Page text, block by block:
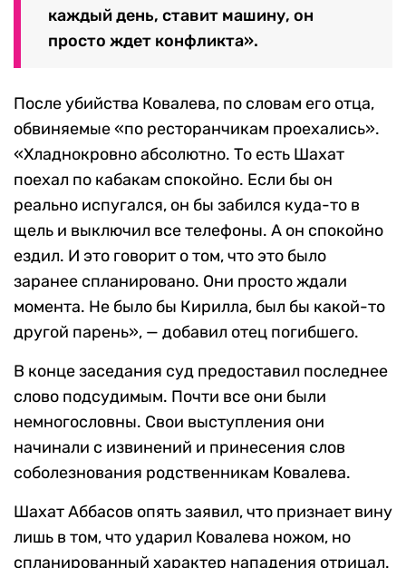
каждый день, ставит машину, он
просто ждет конфликта».
После убийства Ковалева, по словам его отца,
обвиняемые «по ресторанчикам проехались».
«Хладнокровно абсолютно. То есть Шахат
поехал по кабакам спокойно. Если бы он
реально испугался, он бы забился куда-то в
щель и выключил все телефоны. А он спокойно
ездил. И это говорит о том, что это было
заранее спланировано. Они просто ждали
момента. Не было бы Кирилла, был бы какой-то
другой парень», — добавил отец погибшего.
В конце заседания суд предоставил последнее
слово подсудимым. Почти все они были
немногословны. Свои выступления они
начинали с извинений и принесения слов
соболезнования родственникам Ковалева.
Шахат Аббасов опять заявил, что признает вину
лишь в том, что ударил Ковалева ножом, но
спланированный характер нападения отрицал.